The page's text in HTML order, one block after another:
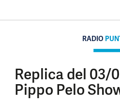
RADIO
Replica del 03/
Pippo Pelo